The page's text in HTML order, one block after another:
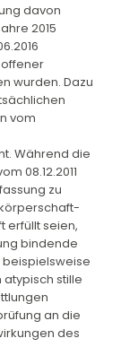
davon
2015
wurden. Dazu
vom
Während die
08.12.2011
zu
erfüllt seien,
bindende
beispielsweise
stille
an die
des